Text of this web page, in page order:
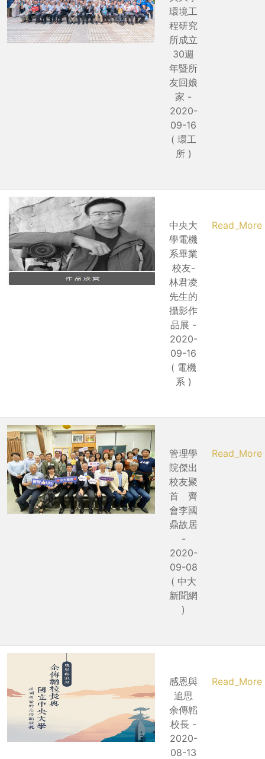
環境工
程研究
所成立
30週
年暨所
友回娘
家 -
2020-
09-16
( 環工
所 )
中央大
學電機
系畢業
校友-
林君凌
先生的
攝影作
品展 -
2020-
09-16
( 電機
系 )
Read_More
管理學
院傑出
校友聚
首 齊
會李國
鼎故居
-
2020-
09-08
( 中大
新聞網
)
Read_More
感恩與
追思
余傳韜
校長 -
2020-
08-13
Read_More